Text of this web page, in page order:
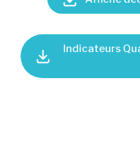
Indicateurs